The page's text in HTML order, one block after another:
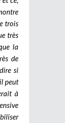
trois
très
la
de
si
peut
à